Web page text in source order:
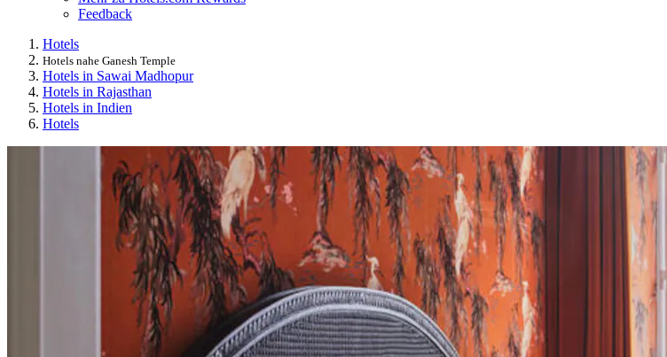
Feedback
Hotels
Hotels nahe Ganesh Temple
Hotels in Sawai Madhopur
Hotels in Rajasthan
Hotels in Indien
Hotels